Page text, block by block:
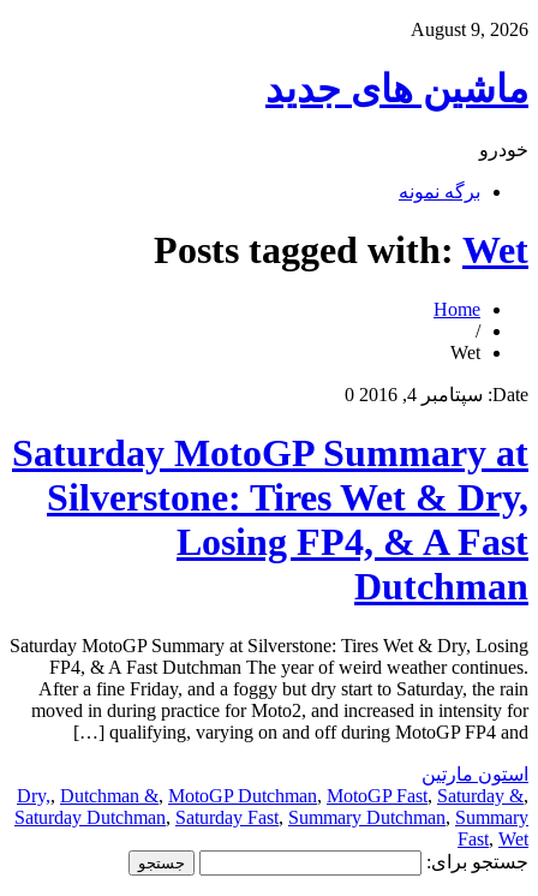
August 9, 2026
ماشین های جدید
خودرو
برگه نمونه
Posts tagged with: Wet
Home
/
Wet
Date: سپتامبر 4, 2016 0
Saturday MotoGP Summary at
Silverstone: Tires Wet & Dry,
Losing FP4, & A Fast
Dutchman
Saturday MotoGP Summary at Silverstone: Tires Wet & Dry, Losing
FP4, & A Fast Dutchman The year of weird weather continues.
After a fine Friday, and a foggy but dry start to Saturday, the rain
moved in during practice for Moto2, and increased in intensity for
qualifying, varying on and off during MotoGP FP4 and […]
استون مارتین
Dry,, Dutchman &, MotoGP Dutchman, MotoGP Fast, Saturday &,
Saturday Dutchman, Saturday Fast, Summary Dutchman, Summary
Fast, Wet
جستجو برای: